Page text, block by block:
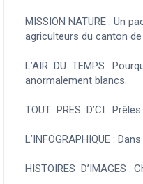
MISSION NATURE : Un
agriculteurs du canton
L’AIR DU TEMPS :
anormalement blancs.
TOUT PRES D’CI :
L’INFOGRAPHIQUE :
HISTOIRES D’IMAGES :